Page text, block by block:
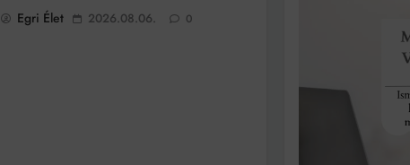
Egri Élet 2026.08.06. 0